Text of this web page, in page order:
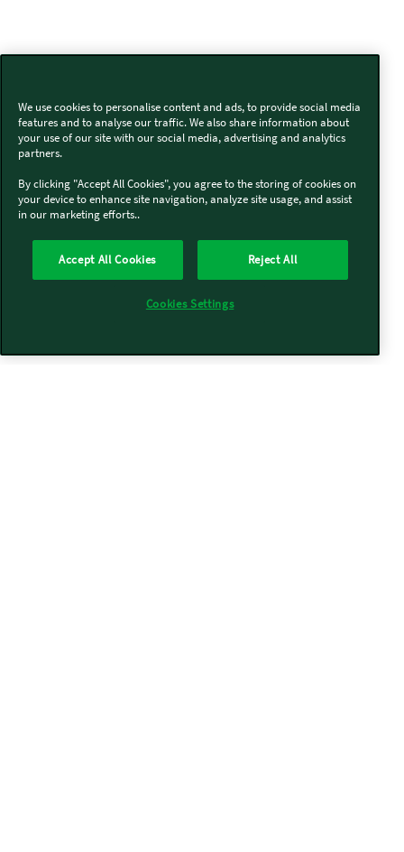
We use cookies to personalise content and ads, to provide social media
features and to analyse our traffic. We also share information about
your use of our site with our social media, advertising and analytics
partners.
By clicking "Accept All Cookies", you agree to the storing of cookies on
your device to enhance site navigation, analyze site usage, and assist
in our marketing efforts..
Accept All Cookies Reject All
Cookies Settings